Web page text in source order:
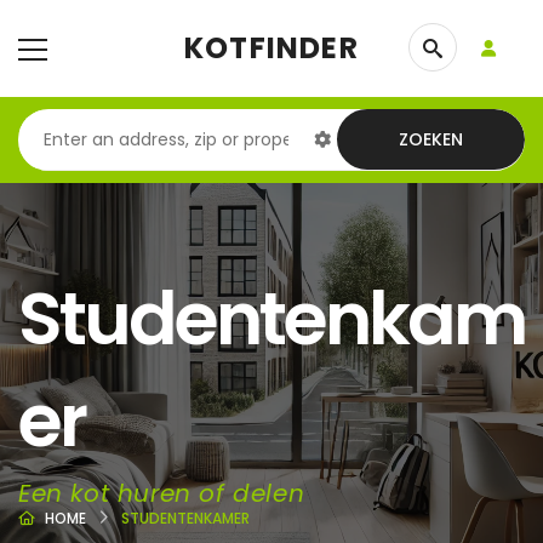
KOTFINDER
ZOEKEN
Studentenkam
er
Een kot huren of delen
HOME STUDENTENKAMER